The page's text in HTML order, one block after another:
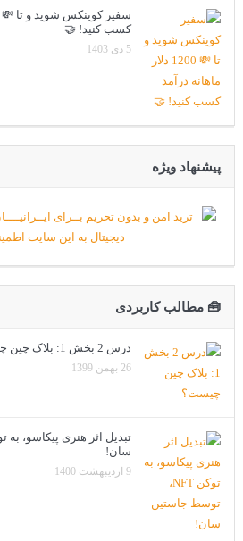
کسب کنید! 🤝
5 دی 1403
پیشنهاد ویژه
🧰 مطالب کاربردی
درس 2 بخش 1: بلاک چین چیست؟
26 بهمن 1399
سان!
9 اردیبهشت 1400